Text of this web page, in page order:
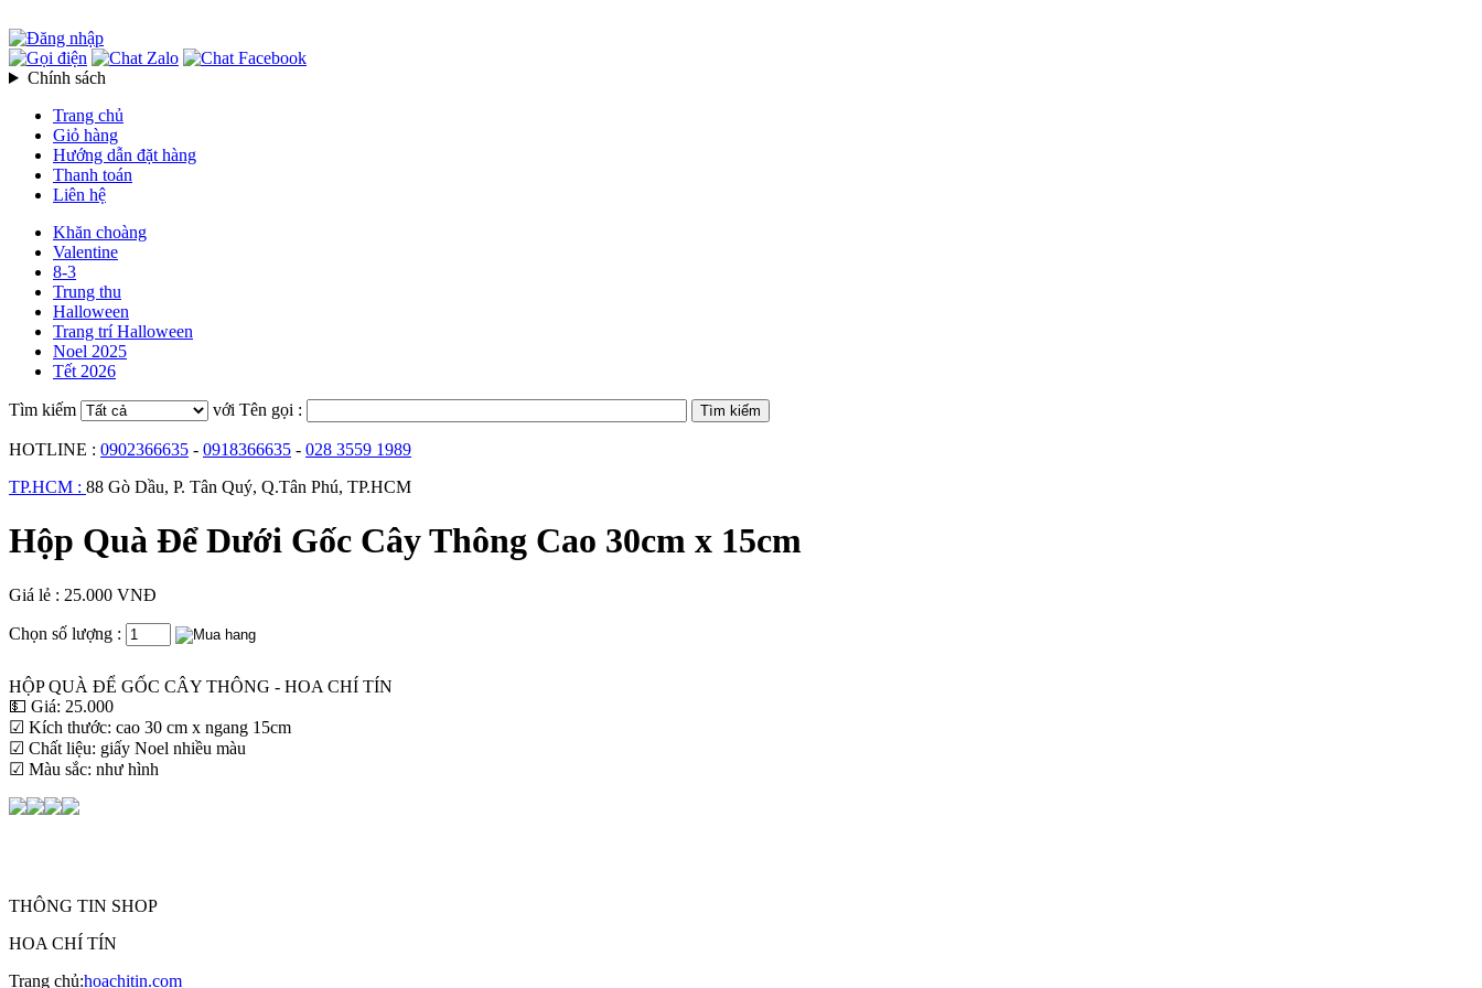
Chính sách
Trang chủ
Giỏ hàng
Hướng dẫn đặt hàng
Thanh toán
Liên hệ
Khăn choàng
Valentine
8-3
Trung thu
Halloween
Trang trí Halloween
Noel 2025
Tết 2026
Tìm kiếm với Tên gọi :
HOTLINE : 0902366635 - 0918366635 - 028 3559 1989
TP.HCM : 88 Gò Dầu, P. Tân Quý, Q.Tân Phú, TP.HCM
Hộp Quà Để Dưới Gốc Cây Thông Cao 30cm x 15cm
Giá lẻ : 25.000 VNĐ
Chọn số lượng :
HỘP QUÀ ĐỂ GỐC CÂY THÔNG - HOA CHÍ TÍN
💵 Giá: 25.000
☑ Kích thước: cao 30 cm x ngang 15cm
☑ Chất liệu: giấy Noel nhiều màu
☑ Màu sắc: như hình
THÔNG TIN SHOP
HOA CHÍ TÍN
Trang chủ:hoachitin.com